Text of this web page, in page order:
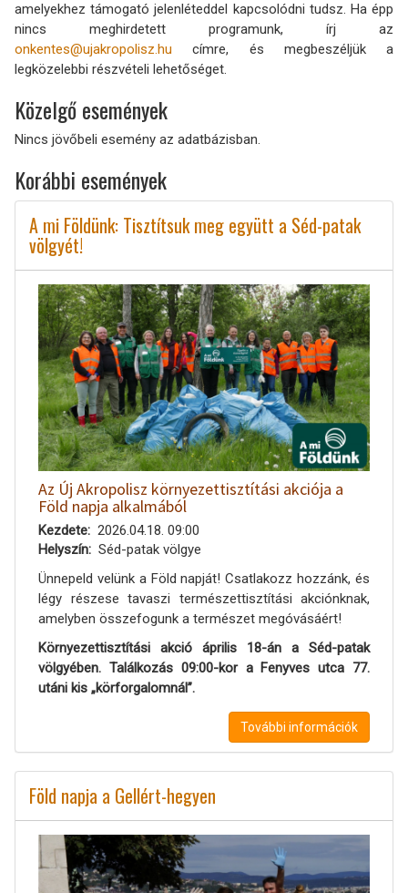
amelyekhez támogató jelenléteddel kapcsolódni tudsz. Ha épp
nincs meghirdetett programunk, írj az
onkentes@ujakropolisz.hu címre, és megbeszéljük a
legközelebbi részvételi lehetőséget.
Közelgő események
Nincs jövőbeli esemény az adatbázisban.
Korábbi események
A mi Földünk: Tisztítsuk meg együtt a Séd-patak
völgyét!
Az Új Akropolisz környezettisztítási akciója a
Föld napja alkalmából
Kezdete
2026.04.18. 09:00
Helyszín
Séd-patak völgye
Ünnepeld velünk a Föld napját! Csatlakozz hozzánk, és
légy részese tavaszi természettisztítási akciónknak,
amelyben összefogunk a természet megóvásáért!
Környezettisztítási akció április 18-án a Séd-patak
völgyében. Találkozás 09:00-kor a Fenyves utca 77.
utáni kis „körforgalomnál”.
További információk
Föld napja a Gellért-hegyen